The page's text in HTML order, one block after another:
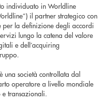
individuato in Worldline
il partner strategico con
la definizione degli accordi
lungo la catena del valore
e dell’acquiring
una società controllata dal
operatore a livello mondiale
transazionali.